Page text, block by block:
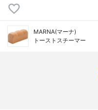
MARNA(マーナ)
トーストスチーマー